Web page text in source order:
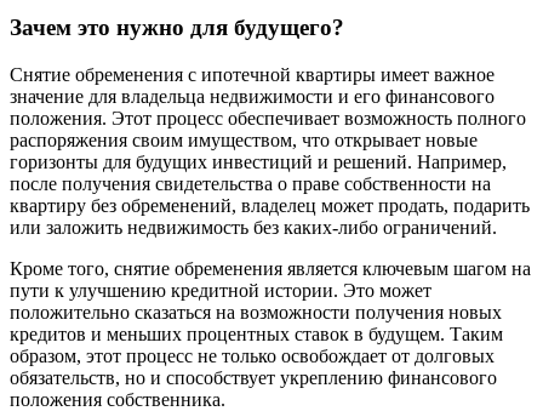
Зачем это нужно для будущего?
Снятие обременения с ипотечной квартиры имеет важное
значение для владельца недвижимости и его финансового
положения. Этот процесс обеспечивает возможность полного
распоряжения своим имуществом, что открывает новые
горизонты для будущих инвестиций и решений. Например,
после получения свидетельства о праве собственности на
квартиру без обременений, владелец может продать, подарить
или заложить недвижимость без каких-либо ограничений.
Кроме того, снятие обременения является ключевым шагом на
пути к улучшению кредитной истории. Это может
положительно сказаться на возможности получения новых
кредитов и меньших процентных ставок в будущем. Таким
образом, этот процесс не только освобождает от долговых
обязательств, но и способствует укреплению финансового
положения собственника.